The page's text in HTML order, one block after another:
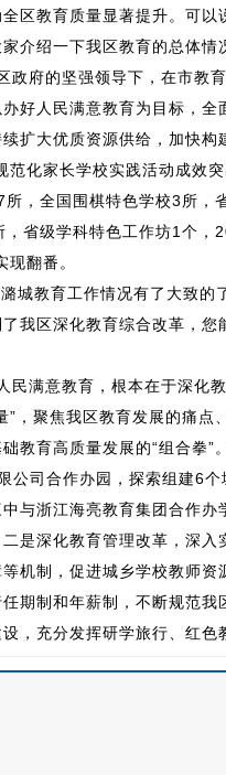
区教育质量显著提升。可以
介绍一下我区教育的总体情
府的坚强领导下，在市教
好人民满意教育为目标，全
扩大优质资源供给，加快构
化家长学校实践活动成效
，全国围棋特色学校3所，
省级学科特色工作坊1个，
翻番。
城教育工作情况有了大致的
我区深化教育综合改革，您
民满意教育，根本在于深化
，聚焦我区教育发展的痛点
教育高质量发展的“组合拳”
司合作办园，探索组建6个
与浙江海亮教育集团合作办
深化教育管理改革，深入
机制，促进城乡学校教师资
期制和年薪制，不断规范我
，充分发挥研学旅行、红色
教育改革上确实做了不少工